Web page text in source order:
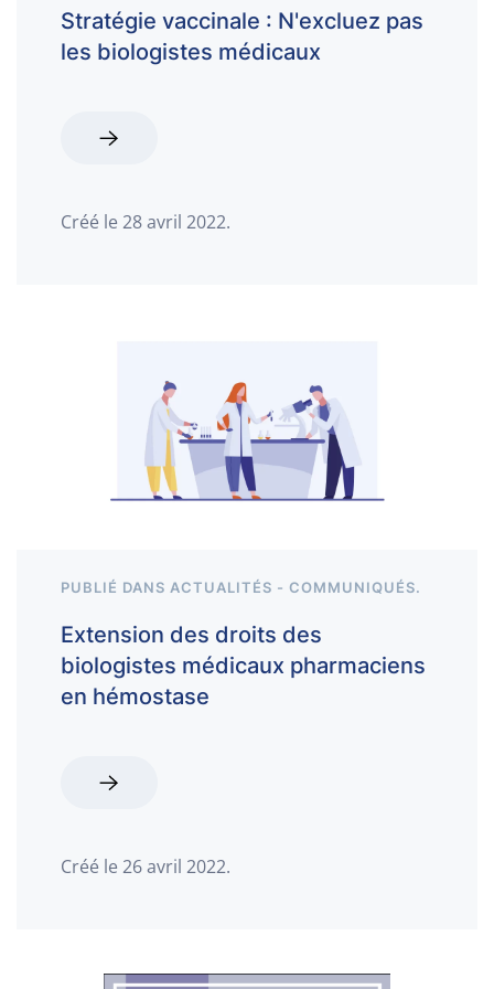
Stratégie vaccinale : N'excluez pas
les biologistes médicaux
Créé le 28 avril 2022.
PUBLIÉ DANS ACTUALITÉS - COMMUNIQUÉS.
Extension des droits des
biologistes médicaux pharmaciens
en hémostase
Créé le 26 avril 2022.